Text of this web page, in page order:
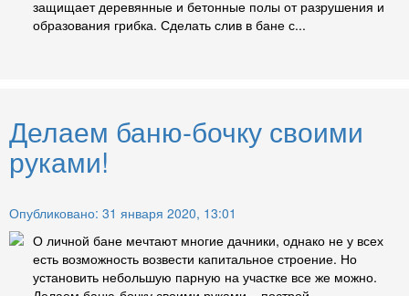
защищает деревянные и бетонные полы от разрушения и
образования грибка. Сделать слив в бане с...
Делаем баню-бочку своими
руками!
Опубликовано: 31 января 2020, 13:01
О личной бане мечтают многие дачники, однако не у всех
есть возможность возвести капитальное строение. Но
установить небольшую парную на участке все же можно.